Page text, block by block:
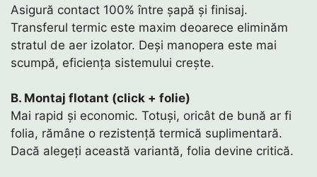
Asigură contact 100% între șapă și finisaj.
Transferul termic este maxim deoarece eliminăm
stratul de aer izolator. Deși manopera este mai
scumpă, eficiența sistemului crește.
B. Montaj flotant (click + folie)
Mai rapid și economic. Totuși, oricât de bună ar fi
folia, rămâne o rezistență termică suplimentară.
Dacă alegeți această variantă, folia devine critică.